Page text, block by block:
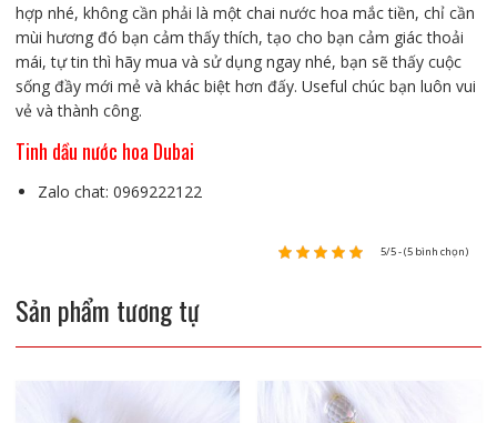
hợp nhé, không cần phải là một chai nước hoa mắc tiền, chỉ cần
mùi hương đó bạn cảm thấy thích, tạo cho bạn cảm giác thoải
mái, tự tin thì hãy mua và sử dụng ngay nhé, bạn sẽ thấy cuộc
sống đầy mới mẻ và khác biệt hơn đấy. Useful chúc bạn luôn vui
vẻ và thành công.
Tinh dầu nước hoa Dubai
Zalo chat: 0969222122
5/5 - (5 bình chọn)
Sản phẩm tương tự